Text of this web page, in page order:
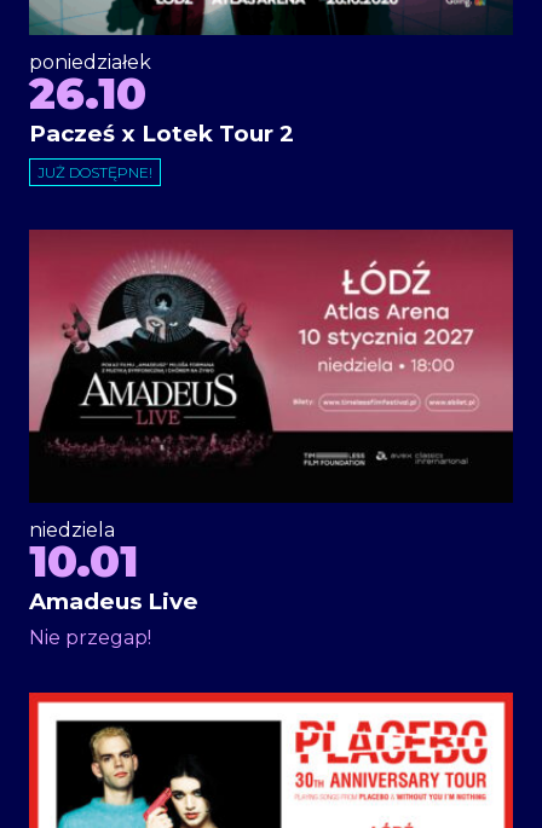
poniedziałek
26.10
Pacześ x Lotek Tour 2
JUŻ DOSTĘPNE!
niedziela
10.01
Amadeus Live
Nie przegap!